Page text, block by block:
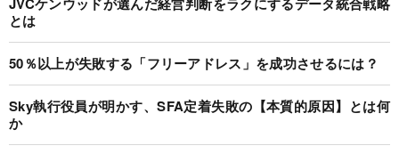
とは
50％以上が失敗する「フリーアドレス」を成功させるには？
Sky執行役員が明かす、SFA定着失敗の【本質的原因】とは何
か